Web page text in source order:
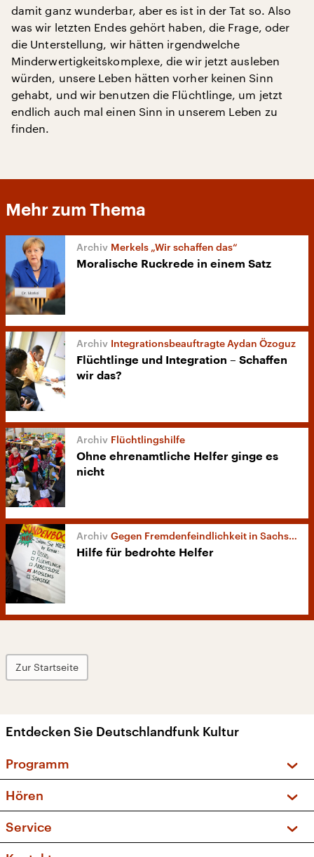
damit ganz wunderbar, aber es ist in der Tat so. Also
was wir letzten Endes gehört haben, die Frage, oder
die Unterstellung, wir hätten irgendwelche
Minderwertigkeitskomplexe, die wir jetzt ausleben
würden, unsere Leben hätten vorher keinen Sinn
gehabt, und wir benutzen die Flüchtlinge, um jetzt
endlich auch mal einen Sinn in unserem Leben zu
finden.
Mehr zum Thema
Merkels „Wir schaffen das“
Moralische Ruckrede in einem Satz
Integrationsbeauftragte Aydan Özoguz
Flüchtlinge und Integration – Schaffen
wir das?
Flüchtlingshilfe
Ohne ehrenamtliche Helfer ginge es
nicht
Gegen Fremdenfeindlichkeit in Sachsen
Hilfe für bedrohte Helfer
Zur Startseite
Entdecken Sie Deutschlandfunk Kultur
Programm
Sendungen und Podcasts
Musikliste
Hören
Frequenzen (UKW + DAB+)
Service
FAQ